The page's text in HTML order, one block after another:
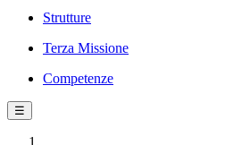
Strutture
Terza Missione
Competenze
☰